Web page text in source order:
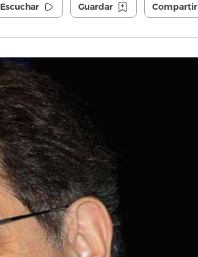
Escuchar Guardar Compartir